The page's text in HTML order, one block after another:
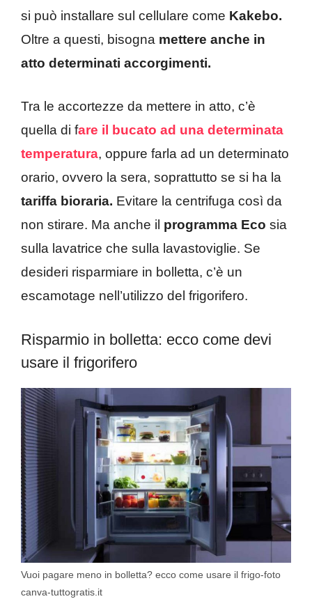
si può installare sul cellulare come Kakebo.
Oltre a questi, bisogna mettere anche in
atto determinati accorgimenti.
Tra le accortezze da mettere in atto, c’è
quella di fare il bucato ad una determinata
temperatura, oppure farla ad un determinato
orario, ovvero la sera, soprattutto se si ha la
tariffa bioraria. Evitare la centrifuga così da
non stirare. Ma anche il programma Eco sia
sulla lavatrice che sulla lavastoviglie. Se
desideri risparmiare in bolletta, c’è un
escamotage nell’utilizzo del frigorifero.
Risparmio in bolletta: ecco come devi
usare il frigorifero
Vuoi pagare meno in bolletta? ecco come usare il frigo-foto
canva-tuttogratis.it